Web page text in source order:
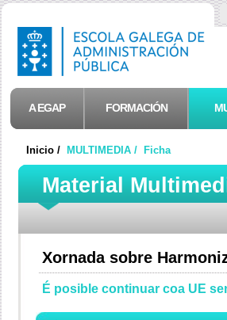
A EGAP FORMACIÓN
Inicio / MULTIMEDIA / Ficha
Material
Xornada sobre
É posible continuar coa UE